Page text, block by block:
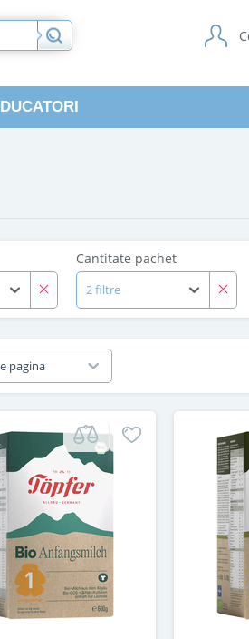
Cantitate pachet
2 filtre
pagina